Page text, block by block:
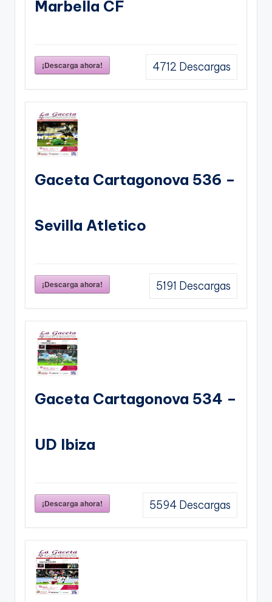
Marbella CF
¡Descarga ahora! 4712 Descargas
Gaceta Cartagonova 536 –
Sevilla Atletico
¡Descarga ahora! 5191 Descargas
Gaceta Cartagonova 534 –
UD Ibiza
¡Descarga ahora! 5594 Descargas